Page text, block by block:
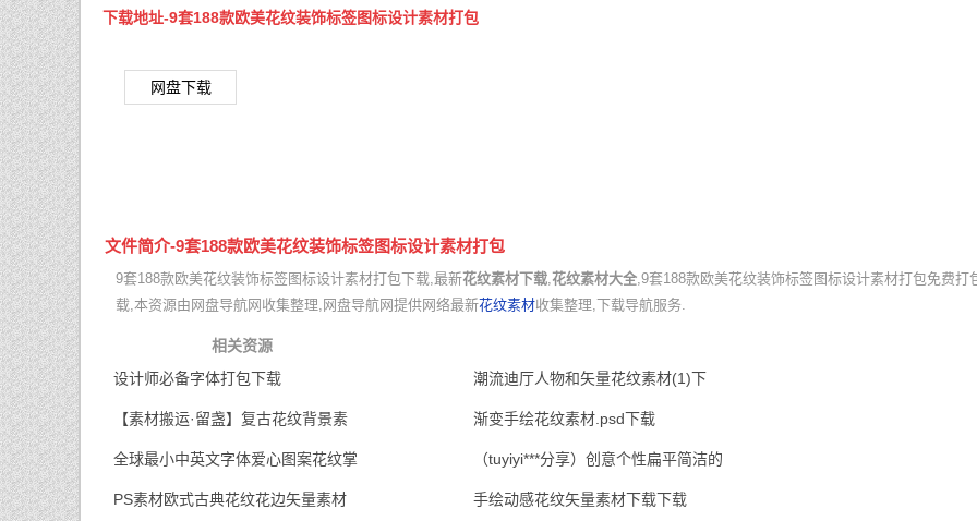
下载地址-9套188款欧美花纹装饰标签图标设计素材打包
网盘下载
文件简介-9套188款欧美花纹装饰标签图标设计素材打包
9套188款欧美花纹装饰标签图标设计素材打包下载,最新花纹素材下载,花纹素材大全,9套188款欧美花纹装饰标签图标设计素材打包免费打
载,本资源由网盘导航网收集整理,网盘导航网提供网络最新花纹素材收集整理,下载导航服务.
相关资源
设计师必备字体打包下载
潮流迪厅人物和矢量花纹素材(1)下
【素材搬运·留盏】复古花纹背景素 渐变手绘花纹素材.psd下载
全球最小中英文字体爱心图案花纹掌 （tuyiyi***分享）创意个性扁平简洁的
PS素材欧式古典花纹花边矢量素材 手绘动感花纹矢量素材下载下载